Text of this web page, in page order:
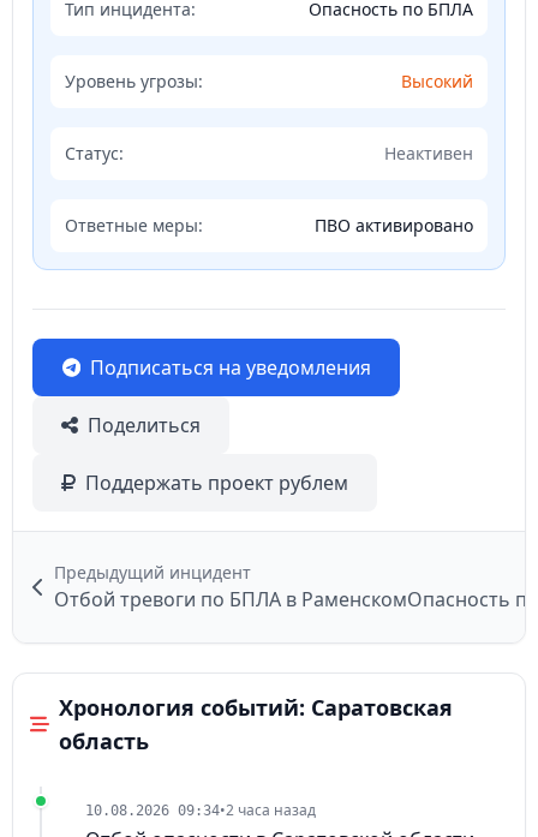
Тип инцидента: Опасность по БПЛА
Уровень угрозы: Высокий
Статус: Неактивен
Ответные меры: ПВО активировано
Подписаться на уведомления
Поделиться
Поддержать проект рублем
Предыдущий инцидент
Отбой тревоги по БПЛА в Раменском
Хронология событий: Саратовская
область
10.08.2026 09:34•2 часа назад